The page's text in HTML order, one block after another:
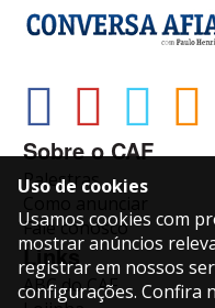
Sobre o CAF
Palestras
Fale conosco
Links
ABC do CAF
Uso de cookies
Usamos cookies com
mostrar anúncios
registrar em nossos
configurações. Confira